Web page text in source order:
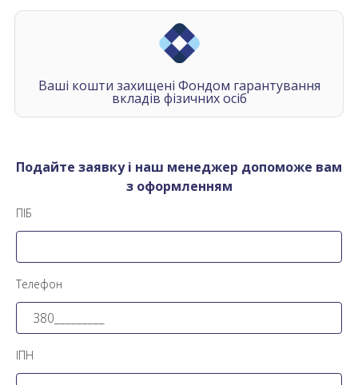
Ваші кошти захищені Фондом гарантування
вкладів фізичних осіб
Подайте заявку і наш менеджер допоможе вам
з оформленням
ПІБ
Телефон
ІПН